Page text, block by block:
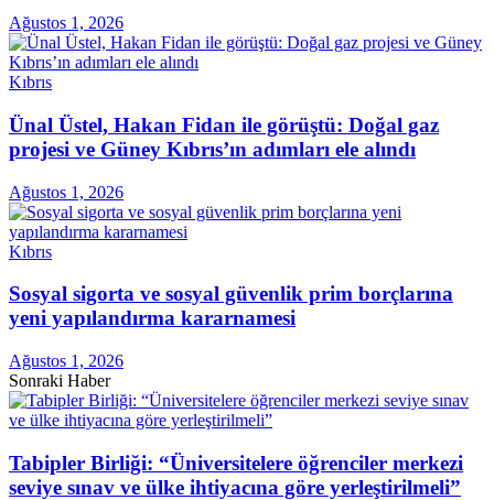
Ağustos 1, 2026
Kıbrıs
Ünal Üstel, Hakan Fidan ile görüştü: Doğal gaz
projesi ve Güney Kıbrıs’ın adımları ele alındı
Ağustos 1, 2026
Kıbrıs
Sosyal sigorta ve sosyal güvenlik prim borçlarına
yeni yapılandırma kararnamesi
Ağustos 1, 2026
Sonraki Haber
Tabipler Birliği: “Üniversitelere öğrenciler merkezi
seviye sınav ve ülke ihtiyacına göre yerleştirilmeli”